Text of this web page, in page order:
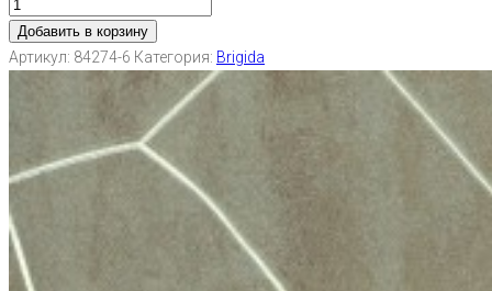
Добавить в корзину
Артикул: 84274-6 Категория: Brigida